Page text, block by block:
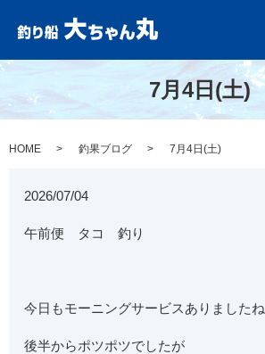
7月4日(土)
HOME 釣果ブログ 7月4日(土)
2026/07/04
午前便 タコ 釣り
今日もモーニングサービスありましたね
後半からポツポツでしたが